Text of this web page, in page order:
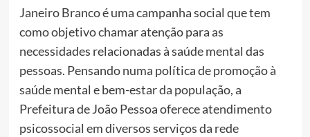
Janeiro Branco é uma campanha social que tem
como objetivo chamar atenção para as
necessidades relacionadas à saúde mental das
pessoas. Pensando numa política de promoção à
saúde mental e bem-estar da população, a
Prefeitura de João Pessoa oferece atendimento
psicossocial em diversos serviços da rede